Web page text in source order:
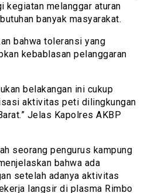
kegiatan melanggar aturan
banyak masyarakat.
bahwa toleransi yang
kebablasan pelanggaran
belakangan ini cukup
aktivitas peti dilingkungan
Jelas Kapolres AKBP
seorang pengurus kampung
bahwa ada
setelah adanya aktivitas
langsir di plasma Rimbo